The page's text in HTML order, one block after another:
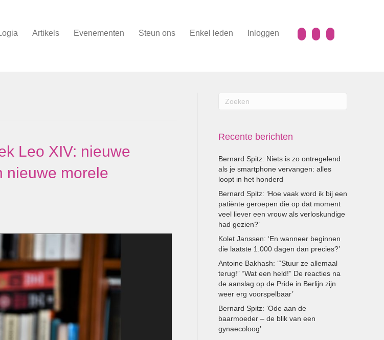
Artikels Evenementen Steun ons Enkel leden Inloggen
Leo XIV: nieuwe
nieuwe morele
Recente berichten
Bernard Spitz: Niets is zo ontregelend
als je smartphone vervangen: alles
loopt in het honderd
Bernard Spitz: ‘Hoe vaak word ik bij een
patiënte geroepen die op dat moment
veel liever een vrouw als verloskundige
had gezien?’
Kolet Janssen: ‘En wanneer beginnen
die laatste 1.000 dagen dan precies?’
Antoine Bakhash: ‘“Stuur ze allemaal
terug!” “Wat een held!” De reacties na
de aanslag op de Pride in Berlijn zijn
weer erg voorspelbaar’
Bernard Spitz: ‘Ode aan de
baarmoeder – de blik van een
gynaecoloog’